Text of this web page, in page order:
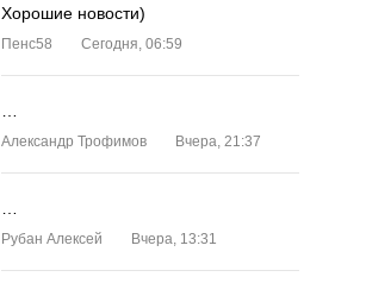
Хорошие новости)
Пенс58 Сегодня, 06:59
Александр Трофимов Вчера, 21:37
Рубан Алексей Вчера, 13:31